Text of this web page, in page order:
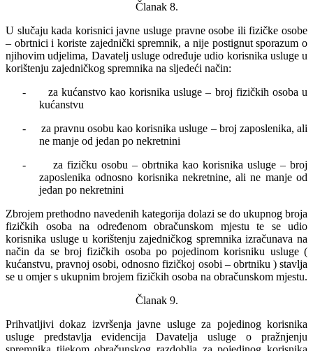
Članak 8.
U slučaju kada korisnici javne usluge pravne osobe ili fizičke osobe
– obrtnici i koriste zajednički spremnik, a nije postignut sporazum o
njihovim udjelima, Davatelj usluge određuje udio korisnika usluge u
korištenju zajedničkog spremnika na sljedeći način:
-
za kućanstvo kao korisnika usluge – broj fizičkih osoba u
kućanstvu
-
za pravnu osobu kao korisnika usluge – broj zaposlenika, ali
ne manje od jedan po nekretnini
-
za fizičku osobu – obrtnika kao korisnika usluge – broj
zaposlenika odnosno korisnika nekretnine, ali ne manje od
jedan po nekretnini
Zbrojem prethodno navedenih kategorija dolazi se do ukupnog broja
fizičkih osoba na određenom obračunskom mjestu te se udio
korisnika usluge u korištenju zajedničkog spremnika izračunava na
način da se broj fizičkih osoba po pojedinom korisniku usluge (
kućanstvu, pravnoj osobi, odnosno fizičkoj osobi – obrtniku ) stavlja
se u omjer s ukupnim brojem fizičkih osoba na obračunskom mjestu.
Članak 9.
Prihvatljivi dokaz izvršenja javne usluge za pojedinog korisnika
usluge predstavlja evidencija Davatelja usluge o pražnjenju